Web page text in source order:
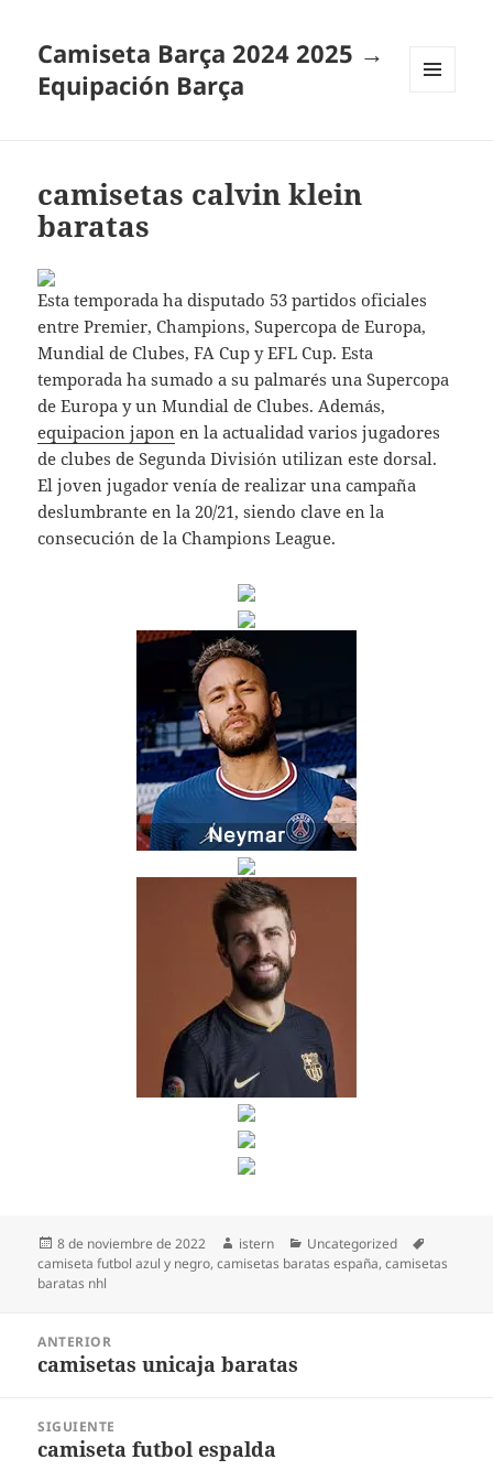
Camiseta Barça 2024 2025 →
Equipación Barça
camisetas calvin klein
baratas
Esta temporada ha disputado 53 partidos oficiales
entre Premier, Champions, Supercopa de Europa,
Mundial de Clubes, FA Cup y EFL Cup. Esta
temporada ha sumado a su palmarés una Supercopa
de Europa y un Mundial de Clubes. Además,
equipacion japon en la actualidad varios jugadores
de clubes de Segunda División utilizan este dorsal.
El joven jugador venía de realizar una campaña
deslumbrante en la 20/21, siendo clave en la
consecución de la Champions League.
Publicado
el
8 de noviembre de 2022 Autor
istern Categorías
Uncategorized
camiseta futbol azul y negro,camisetas baratas españa,camisetas
baratas nhl
entradas
ANTERIOR
Entrada
camisetas unicaja baratas
SIGUIENTE
Entrada
camiseta futbol espalda